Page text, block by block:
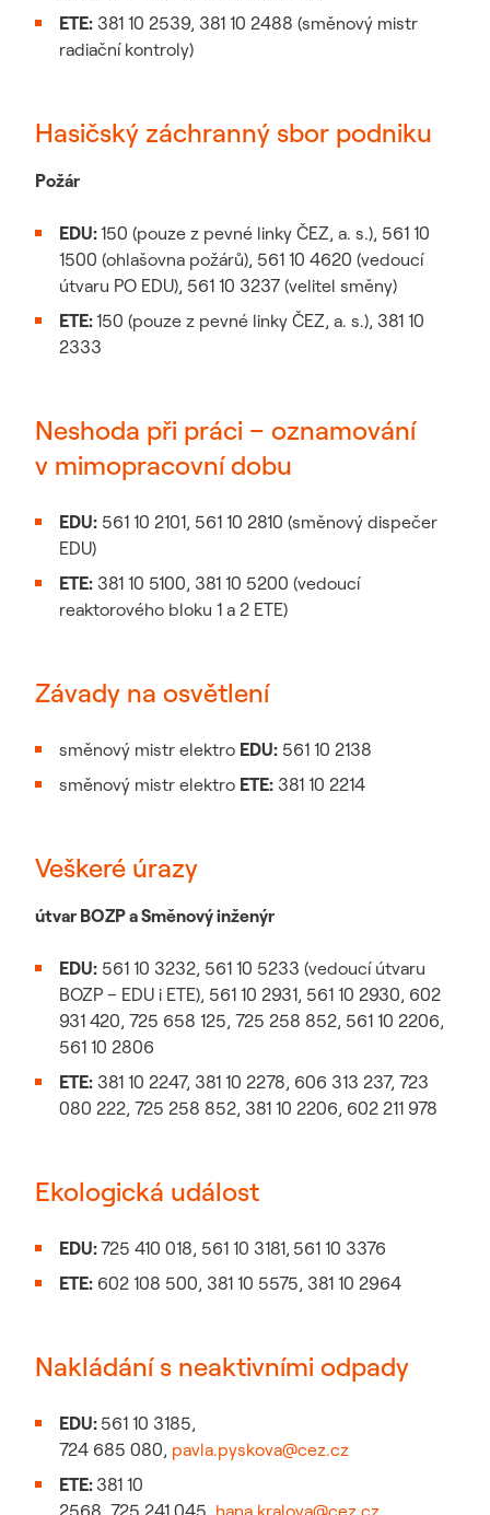
ETE: 381 10 2539, 381 10 2488 (směnový mistr
radiační kontroly)
Hasičský záchranný sbor podniku
Požár
EDU:150 (pouze z pevné linky ČEZ, a. s.), 561 10
1500 (ohlašovna požárů), 561 10 4620 (vedoucí
útvaru PO EDU), 561 10 3237 (velitel směny)
ETE:150 (pouze z pevné linky ČEZ, a. s.), 381 10
2333
Neshoda při práci – oznamování
v mimopracovní dobu
EDU: 561 10 2101, 561 10 2810 (směnový dispečer
EDU)
ETE: 381 10 5100, 381 10 5200 (vedoucí
reaktorového bloku 1 a 2 ETE)
Závady na osvětlení
směnový mistr elektro EDU: 561 10 2138
směnový mistr elektro ETE: 381 10 2214
Veškeré úrazy
útvar BOZP a Směnový inženýr
EDU: 561 10 3232, 561 10 5233 (vedoucí útvaru
BOZP – EDU i ETE), 561 10 2931, 561 10 2930, 602
931 420, 725 658 125, 725 258 852, 561 10 2206,
561 10 2806
ETE: 381 10 2247, 381 10 2278, 606 313 237, 723
080 222, 725 258 852, 381 10 2206, 602 211 978
Ekologická událost
EDU:725 410 018, 561 10 3181, 561 10 3376
ETE: 602 108 500, 381 10 5575, 381 10 2964
Nakládání s neaktivními odpady
EDU: 561 10 3185,
724 685 080, pavla.pyskova@cez.cz
ETE: 381 10
2568, 725 241 045, hana.kralova@cez.cz